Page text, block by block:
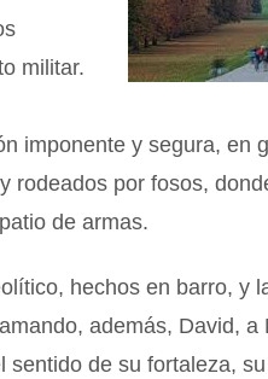
militar.
imponente y segura, en
rodeados por fosos,
de armas.
hechos en barro, y
además, David, a
sentido de su fortaleza,